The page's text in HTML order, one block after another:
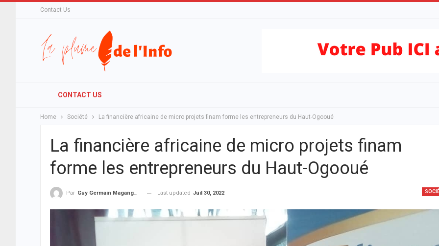
Contact Us
CONTACT US
Home Société La financière africaine de micro projets finam forme les entrepreneurs du Haut-Ogooué
La financière africaine de micro projets finam
forme les entrepreneurs du Haut-Ogooué
Par Guy Germain Maganga Nziengui Last updated Juil 30, 2022